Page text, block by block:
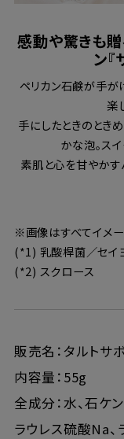
感動や驚きも
ン『
ペリカン石鹸が手が
楽
手にしたときのとき
かな泡。ス
素肌と心を甘やかす
※画像はすべてイメー
(*1) 乳酸桿菌／セイ
(*2) スクロース
販売名：タルトサ
内容量：55g
全成分：水、石ケ
ラウレス硫酸Na